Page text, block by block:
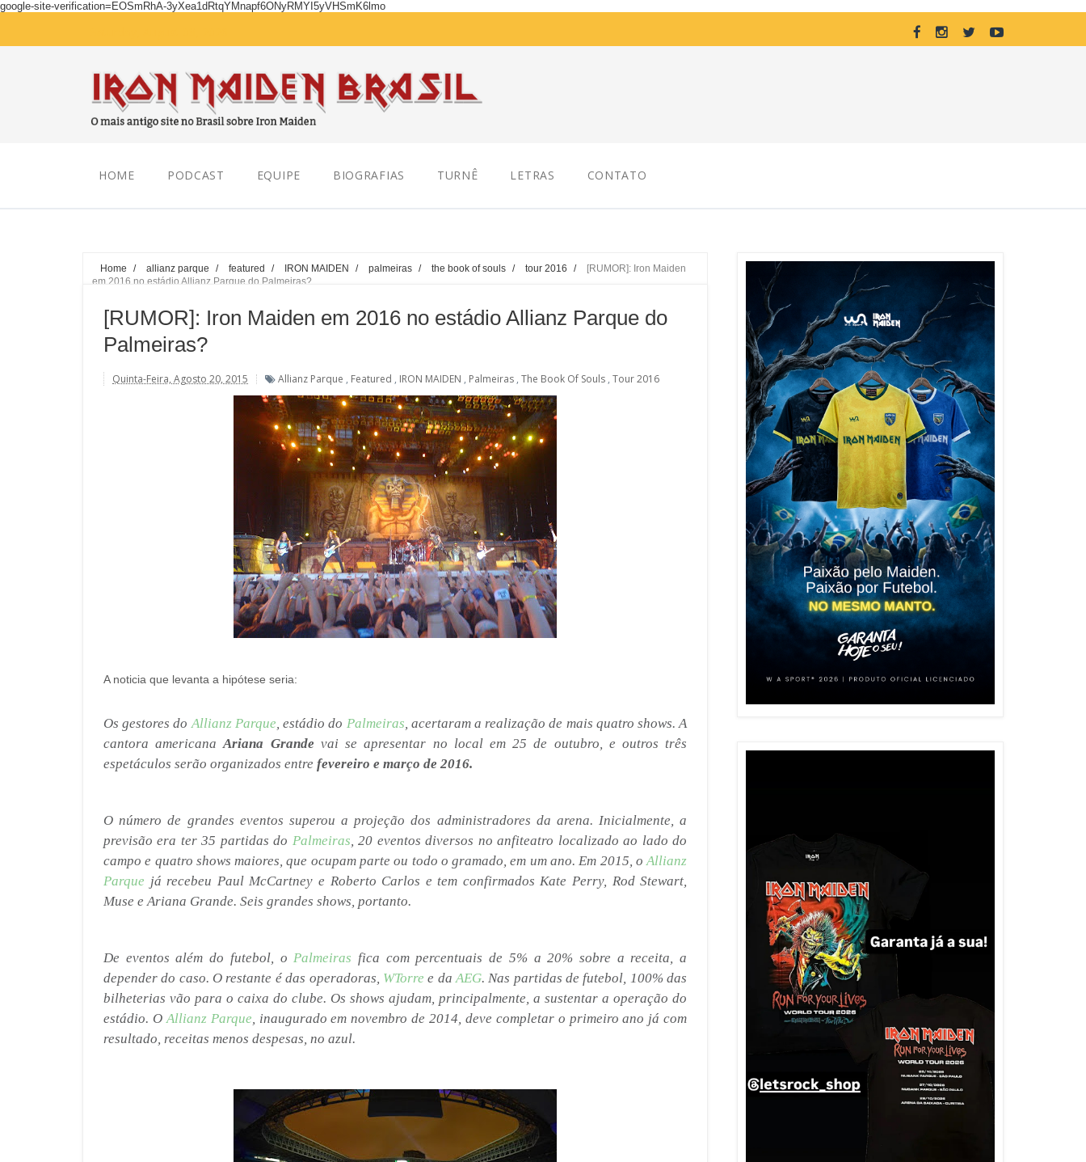
google-site-verification=EOSmRhA-3yXea1dRtqYMnapf6ONyRMYI5yVHSmK6lmo
HOME PODCAST EQUIPE BIOGRAFIAS TURNÊ LETRAS CONTATO
Home / allianz parque / featured / IRON MAIDEN / palmeiras / the book of souls / tour 2016 /
[RUMOR]: Iron Maiden
em 2016 no estádio Allianz Parque do Palmeiras?
[RUMOR]: Iron Maiden em 2016 no estádio Allianz Parque do
Palmeiras?
Quinta-Feira, Agosto 20, 2015 Allianz Parque , Featured , IRON MAIDEN , Palmeiras , The Book Of Souls , Tour 2016
A noticia que levanta a hipótese seria:
Os gestores doAllianz Parque, estádio do Palmeiras, acertaram a realização de mais quatro shows. A
cantora americanaAriana Grande vai se apresentar no local em 25 de outubro, e outros três
espetáculos serão organizados entre fevereiro e março de 2016.
O número de grandes eventos superou a projeção dos administradores da arena. Inicialmente, a
previsão era ter 35 partidas do Palmeiras, 20 eventos diversos no anfiteatro localizado ao lado do
campo e quatro shows maiores, que ocupam parte ou todo o gramado, em um ano. Em 2015, oAllianz
Parque já recebeu Paul McCartney e Roberto Carlos e tem confirmados Kate Perry, Rod Stewart,
Muse e Ariana Grande. Seis grandes shows, portanto.
De eventos além do futebol, oPalmeiras fica com percentuais de 5% a 20% sobre a receita, a
depender do caso. O restante é das operadoras, WTorre e daAEG. Nas partidas de futebol, 100% das
bilheterias vão para o caixa do clube. Os shows ajudam, principalmente, a sustentar a operação do
estádio. OAllianz Parque, inaugurado em novembro de 2014, deve completar o primeiro ano já com
resultado, receitas menos despesas, no azul.